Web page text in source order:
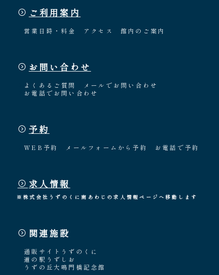
ご利用案内
営業日時・料金 アクセス 館内のご案内
お問い合わせ
よくあるご質問
メールでお問い合わせ
お電話でお問い合わせ
予約
WEB予約 メールフォームから予約 お電話で予約
求人情報
※株式会社うずのくに南あわじの求人情報ページへ移動します
関連施設
通販サイトうずのくに
道の駅うずしお
うずの丘大鳴門橋記念館